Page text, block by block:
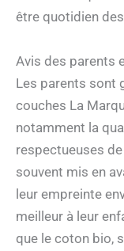
être quotidien
Avis des parents
Les parents sont
couches La
notamment la
respectueuses
souvent mis en
leur empreinte
meilleur à leur
que le coton bio,